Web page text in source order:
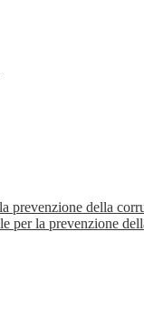
prevenzione della
per la prevenzione